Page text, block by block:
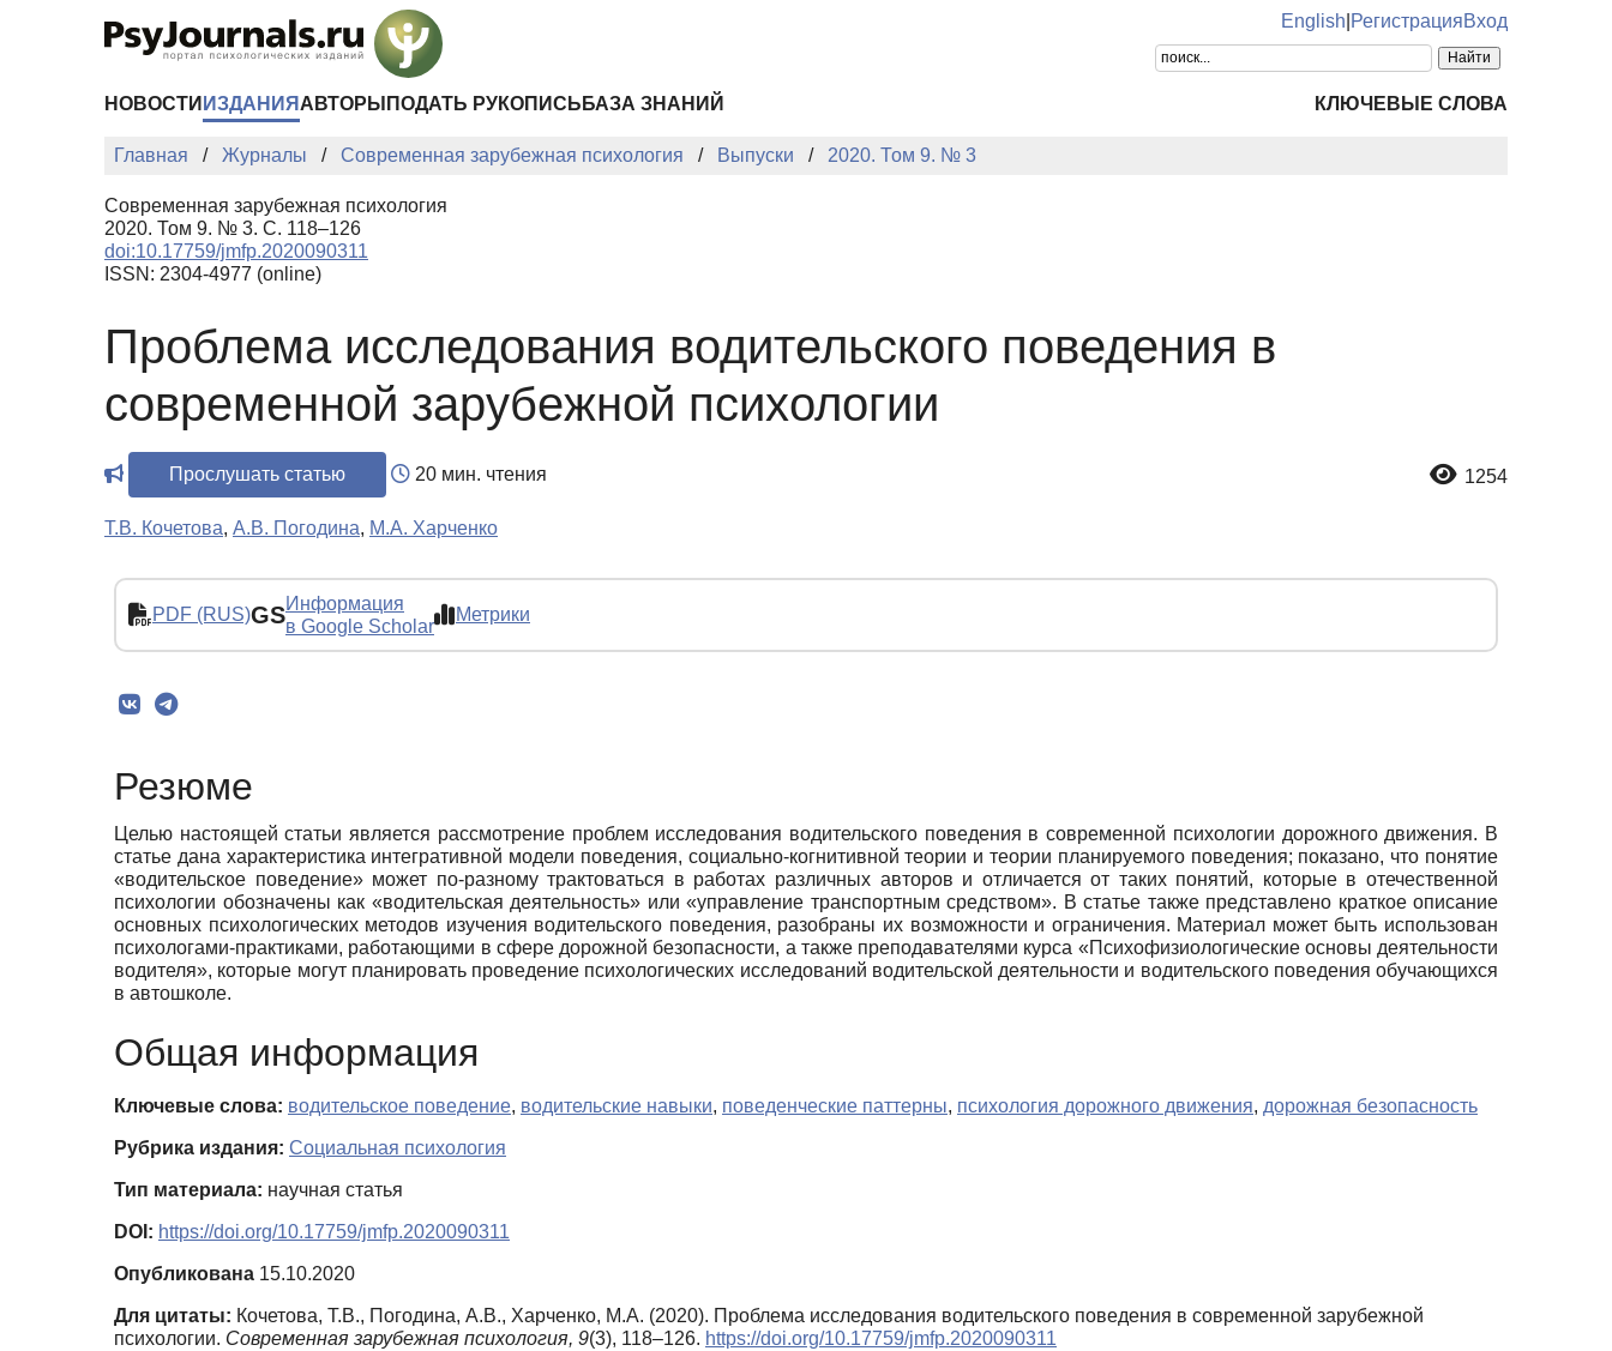
English РегистрацияВход
НОВОСТИ ИЗДАНИЯ АВТОРЫ ПОДАТЬ РУКОПИСЬ БАЗА ЗНАНИЙ КЛЮЧЕВЫЕ СЛОВА
Главная Журналы Современная зарубежная психология Выпуски 2020. Том 9. № 3
Современная зарубежная психология
2020. Том 9. № 3. С. 118–126
doi:10.17759/jmfp.2020090311
ISSN: 2304-4977 (online)
Проблема исследования водительского поведения в
современной зарубежной психологии
Прослушать статью 20 мин. чтения 1254
Т.В. Кочетова, А.В. Погодина, М.А. Харченко
PDF (RUS)GSИнформация
в Google Scholar
Метрики
Резюме
Целью настоящей статьи является рассмотрение проблем исследования водительского поведения в современной психологии дорожного движения. В
статье дана характеристика интегративной модели поведения, социально-когнитивной теории и теории планируемого поведения; показано, что понятие
«водительское поведение» может по-разному трактоваться в работах различных авторов и отличается от таких понятий, которые в отечественной
психологии обозначены как «водительская деятельность» или «управление транспортным средством». В статье также представлено краткое описание
основных психологических методов изучения водительского поведения, разобраны их возможности и ограничения. Материал может быть использован
психологами-практиками, работающими в сфере дорожной безопасности, а также преподавателями курса «Психофизиологические основы деятельности
водителя», которые могут планировать проведение психологических исследований водительской деятельности и водительского поведения обучающихся
в автошколе.
Общая информация
Ключевые слова: водительское поведение, водительские навыки, поведенческие паттерны, психология дорожного движения, дорожная безопасность
Рубрика издания: Социальная психология
Тип материала: научная статья
DOI: https://doi.org/10.17759/jmfp.2020090311
Опубликована 15.10.2020
Для цитаты: Кочетова, Т.В., Погодина, А.В., Харченко, М.А. (2020). Проблема исследования водительского поведения в современной зарубежной
психологии. Современная зарубежная психология, 9(3), 118–126. https://doi.org/10.17759/jmfp.2020090311